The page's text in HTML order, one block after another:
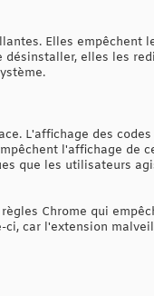
Elles empêchent
elles les
L'affichage des
l'affichage de
que les utilisateurs
Chrome qui
car l'extension